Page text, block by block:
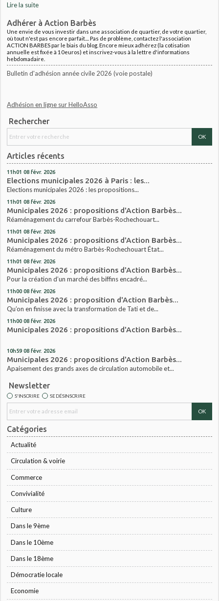
Lire la suite
Adhérer à Action Barbès
Une envie de vous investir dans une association de quartier, de votre quartier,
où tout n'est pas encore parfait.... Pas de problème, contactez l'association
ACTION BARBES par le biais du blog. Encore mieux adhérez (la cotisation
annuelle est fixée à 10euros) et inscrivez-vous à la lettre d'informations
hebdomadaire.
Bulletin d'adhésion année civile 2026 (voie postale)
Adhésion en ligne sur HelloAsso
Rechercher
Articles récents
11h01 08 févr. 2026
Elections municipales 2026 à Paris : les...
Elections municipales 2026 : les propositions...
11h01 08 févr. 2026
Municipales 2026 : propositions d'Action Barbès...
Réaménagement du carrefour Barbès-Rochechouart...
11h01 08 févr. 2026
Municipales 2026 : propositions d'Action Barbès...
Réaménagement du métro Barbès-Rochechouart État...
11h01 08 févr. 2026
Municipales 2026 : propositions d'Action Barbès...
Pour la création d’un marché des biffins encadré...
11h00 08 févr. 2026
Municipales 2026 : proposition d'Action Barbès...
Qu’on en finisse avec la transformation de Tati et de...
11h00 08 févr. 2026
Municipales 2026 : propositions d'Action Barbès...
10h59 08 févr. 2026
Municipales 2026 : propositions d'Action Barbès...
Apaisement des grands axes de circulation automobile et...
Newsletter
S'INSCRIRE SE DÉSINSCRIRE
Catégories
Actualité
Circulation & voirie
Commerce
Convivialité
Culture
Dans le 9ème
Dans le 10ème
Dans le 18ème
Démocratie locale
Economie